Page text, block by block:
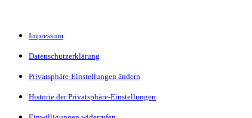
Impressum
Datenschutzerklärung
Privatsphäre-Einstellungen ändern
Historie der Privatsphäre-Einstellungen